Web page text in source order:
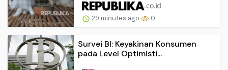
29 minutes ago 0
Survei BI: Keyakinan Konsumen
pada Level Optimisti...